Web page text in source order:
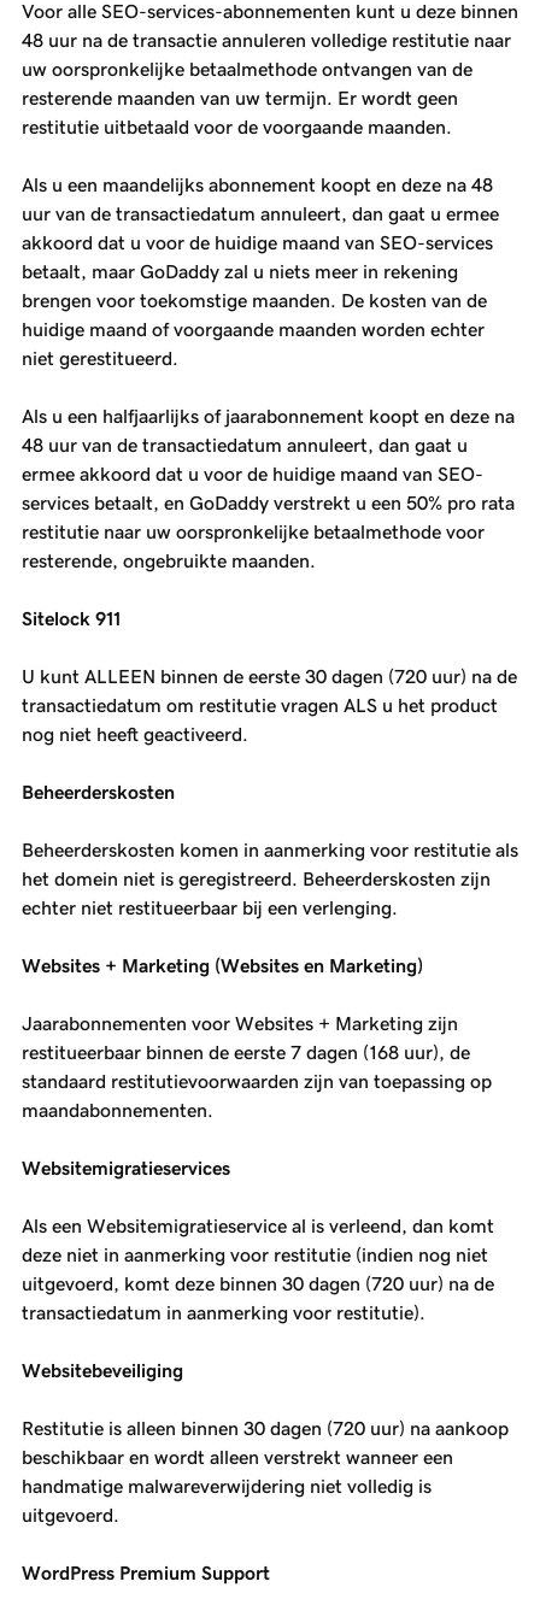
Voor alle SEO-services-abonnementen kunt u deze binnen
48 uur na de transactie annuleren volledige restitutie naar
uw oorspronkelijke betaalmethode ontvangen van de
resterende maanden van uw termijn. Er wordt geen
restitutie uitbetaald voor de voorgaande maanden.
Als u een maandelijks abonnement koopt en deze na 48
uur van de transactiedatum annuleert, dan gaat u ermee
akkoord dat u voor de huidige maand van SEO-services
betaalt, maar GoDaddy zal u niets meer in rekening
brengen voor toekomstige maanden. De kosten van de
huidige maand of voorgaande maanden worden echter
niet gerestitueerd.
Als u een halfjaarlijks of jaarabonnement koopt en deze na
48 uur van de transactiedatum annuleert, dan gaat u
ermee akkoord dat u voor de huidige maand van SEO-
services betaalt, en GoDaddy verstrekt u een 50% pro rata
restitutie naar uw oorspronkelijke betaalmethode voor
resterende, ongebruikte maanden.
Sitelock 911
U kunt ALLEEN binnen de eerste 30 dagen (720 uur) na de
transactiedatum om restitutie vragen ALS u het product
nog niet heeft geactiveerd.
Beheerderskosten
Beheerderskosten komen in aanmerking voor restitutie als
het domein niet is geregistreerd. Beheerderskosten zijn
echter niet restitueerbaar bij een verlenging.
Websites + Marketing (Websites en Marketing)
Jaarabonnementen voor Websites + Marketing zijn
restitueerbaar binnen de eerste 7 dagen (168 uur), de
standaard restitutievoorwaarden zijn van toepassing op
maandabonnementen.
Websitemigratieservices
Als een Websitemigratieservice al is verleend, dan komt
deze niet in aanmerking voor restitutie (indien nog niet
uitgevoerd, komt deze binnen 30 dagen (720 uur) na de
transactiedatum in aanmerking voor restitutie).
Websitebeveiliging
Restitutie is alleen binnen 30 dagen (720 uur) na aankoop
beschikbaar en wordt alleen verstrekt wanneer een
handmatige malwareverwijdering niet volledig is
uitgevoerd.
WordPress Premium Support